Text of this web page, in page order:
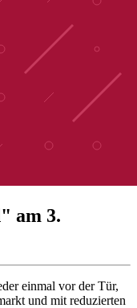
am 3.
einmal vor der Tür,
und mit reduzierten